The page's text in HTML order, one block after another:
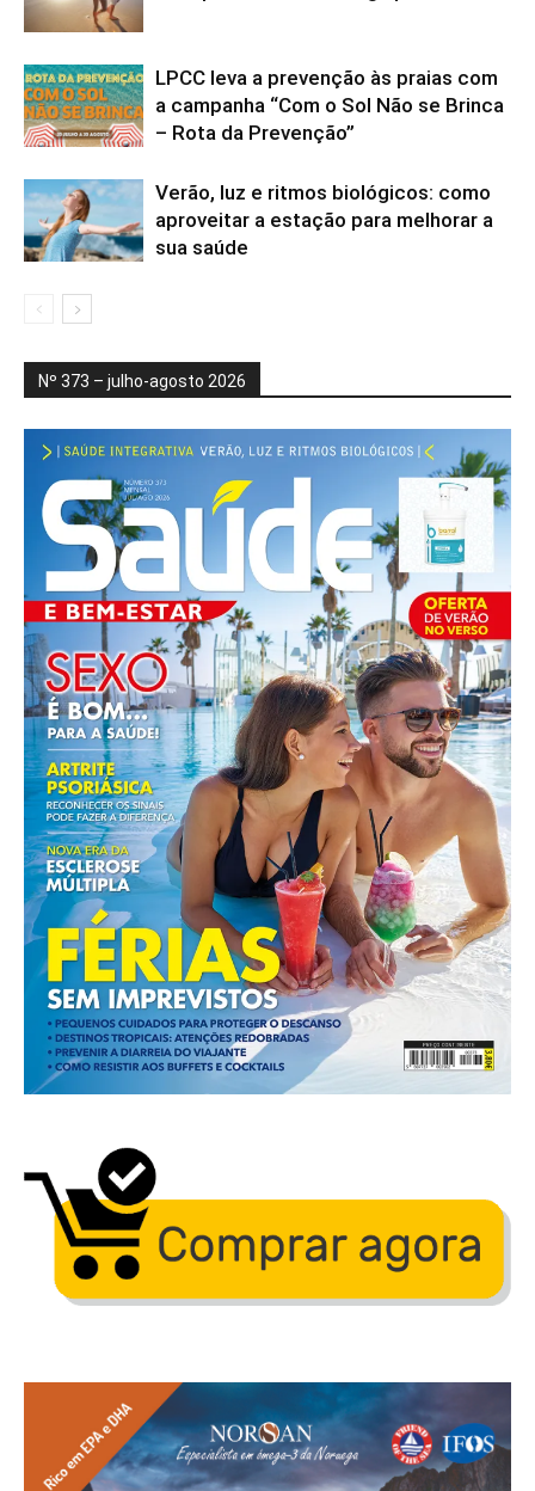
LPCC leva a prevenção às praias com
a campanha “Com o Sol Não se Brinca
– Rota da Prevenção”
Verão, luz e ritmos biológicos: como
aproveitar a estação para melhorar a
sua saúde
Nº 373 – julho-agosto 2026